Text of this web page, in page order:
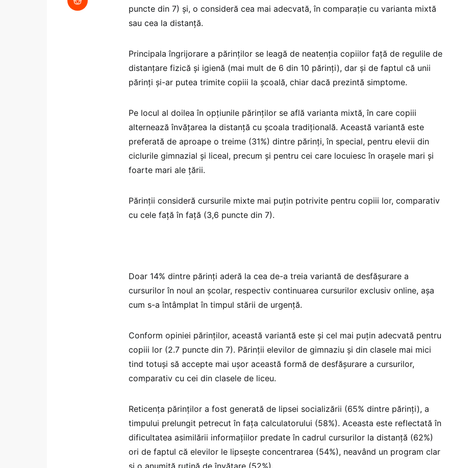
puncte din 7) și, o consideră cea mai adecvată, în comparație cu varianta mixtă
sau cea la distanță.
Principala îngrijorare a părinților se leagă de neatenția copiilor față de regulile de
distanțare fizică și igienă (mai mult de 6 din 10 părinți), dar și de faptul că unii
părinți și-ar putea trimite copiii la școală, chiar dacă prezintă simptome.
Pe locul al doilea în opțiunile părinților se află varianta mixtă, în care copiii
alternează învățarea la distanță cu școala tradițională. Această variantă este
preferată de aproape o treime (31%) dintre părinți, în special, pentru elevii din
ciclurile gimnazial și liceal, precum și pentru cei care locuiesc în orașele mari și
foarte mari ale țării.
Părinții consideră cursurile mixte mai puțin potrivite pentru copiii lor, comparativ
cu cele față în față (3,6 puncte din 7).
Doar 14% dintre părinți aderă la cea de-a treia variantă de desfășurare a
cursurilor în noul an școlar, respectiv continuarea cursurilor exclusiv online, așa
cum s-a întâmplat în timpul stării de urgență.
Conform opiniei părinților, această variantă este și cel mai puțin adecvată pentru
copiii lor (2.7 puncte din 7). Părinții elevilor de gimnaziu și din clasele mai mici
tind totuși să accepte mai ușor această formă de desfășurare a cursurilor,
comparativ cu cei din clasele de liceu.
Reticența părinților a fost generată de lipsei socializării (65% dintre părinți), a
timpului prelungit petrecut în fața calculatorului (58%). Aceasta este reflectată în
dificultatea asimilării informațiilor predate în cadrul cursurilor la distanță (62%)
ori de faptul că elevilor le lipsește concentrarea (54%), neavând un program clar
și o anumită rutină de învățare (52%).